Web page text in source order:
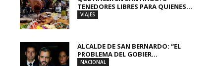
TENEDORES LIBRES PARA QUIENES...
VIAJES
ALCALDE DE SAN BERNARDO: “EL
PROBLEMA DEL GOBIER...
NACIONAL